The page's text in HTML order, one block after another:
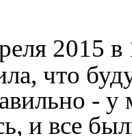
2015 в
что
-
и все